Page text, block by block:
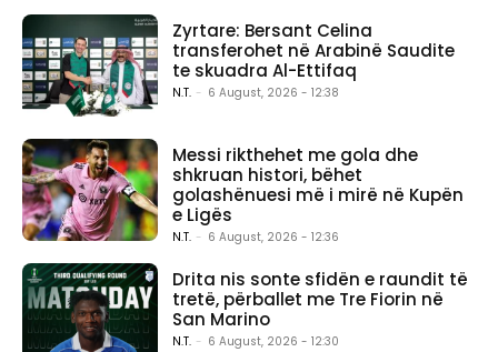
Zyrtare: Bersant Celina
transferohet në Arabinë Saudite
te skuadra Al-Ettifaq
N.T. - 6 August, 2026 - 12:38
Messi rikthehet me gola dhe
shkruan histori, bëhet
golashënuesi më i mirë në Kupën
e Ligës
N.T. - 6 August, 2026 - 12:36
Drita nis sonte sfidën e raundit të
tretë, përballet me Tre Fiorin në
San Marino
N.T. - 6 August, 2026 - 12:30